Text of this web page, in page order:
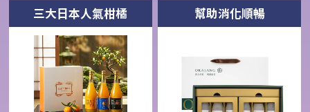
三大日本人氣柑橘 幫助消化順暢